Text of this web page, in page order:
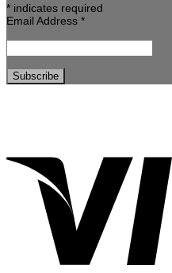
* indicates required
Email Address *